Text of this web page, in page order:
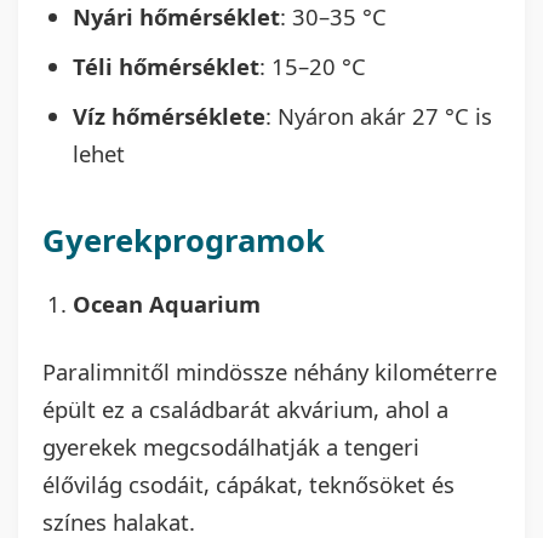
Nyári hőmérséklet: 30–35 °C
Téli hőmérséklet: 15–20 °C
Víz hőmérséklete: Nyáron akár 27 °C is
lehet
Gyerekprogramok
Ocean Aquarium
Paralimnitől mindössze néhány kilométerre
épült ez a családbarát akvárium, ahol a
gyerekek megcsodálhatják a tengeri
élővilág csodáit, cápákat, teknősöket és
színes halakat.